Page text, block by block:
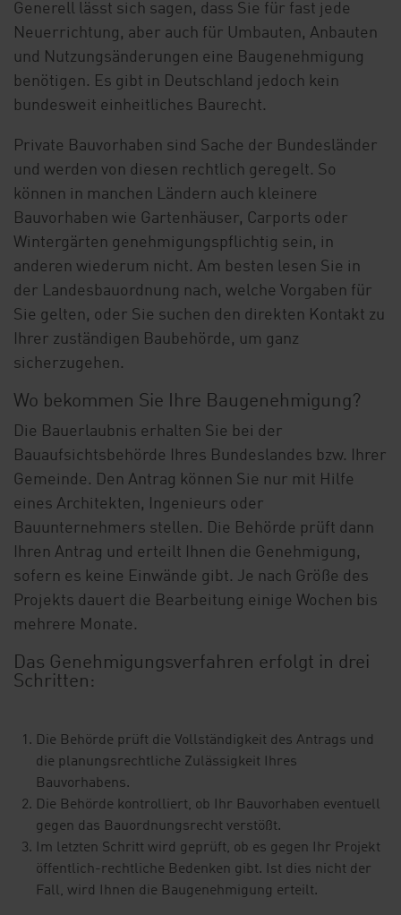
Generell lässt sich sagen, dass Sie für fast jede
Neuerrichtung, aber auch für Umbauten, Anbauten
und Nutzungsänderungen eine Baugenehmigung
benötigen. Es gibt in Deutschland jedoch kein
bundesweit einheitliches Baurecht.
Private Bauvorhaben sind Sache der Bundesländer
und werden von diesen rechtlich geregelt. So
können in manchen Ländern auch kleinere
Bauvorhaben wie Gartenhäuser, Carports oder
Wintergärten genehmigungspflichtig sein, in
anderen wiederum nicht. Am besten lesen Sie in
der Landesbauordnung nach, welche Vorgaben für
Sie gelten, oder Sie suchen den direkten Kontakt zu
Ihrer zuständigen Baubehörde, um ganz
sicherzugehen.
Wo bekommen Sie Ihre Baugenehmigung?
Die Bauerlaubnis erhalten Sie bei der
Bauaufsichtsbehörde Ihres Bundeslandes bzw. Ihrer
Gemeinde. Den Antrag können Sie nur mit Hilfe
eines Architekten, Ingenieurs oder
Bauunternehmers stellen. Die Behörde prüft dann
Ihren Antrag und erteilt Ihnen die Genehmigung,
sofern es keine Einwände gibt. Je nach Größe des
Projekts dauert die Bearbeitung einige Wochen bis
mehrere Monate.
Das Genehmigungsverfahren erfolgt in drei
Schritten:
Die Behörde prüft die Vollständigkeit des Antrags und
die planungsrechtliche Zulässigkeit Ihres
Bauvorhabens.
Die Behörde kontrolliert, ob Ihr Bauvorhaben eventuell
gegen das Bauordnungsrecht verstößt.
Im letzten Schritt wird geprüft, ob es gegen Ihr Projekt
öffentlich-rechtliche Bedenken gibt. Ist dies nicht der
Fall, wird Ihnen die Baugenehmigung erteilt.